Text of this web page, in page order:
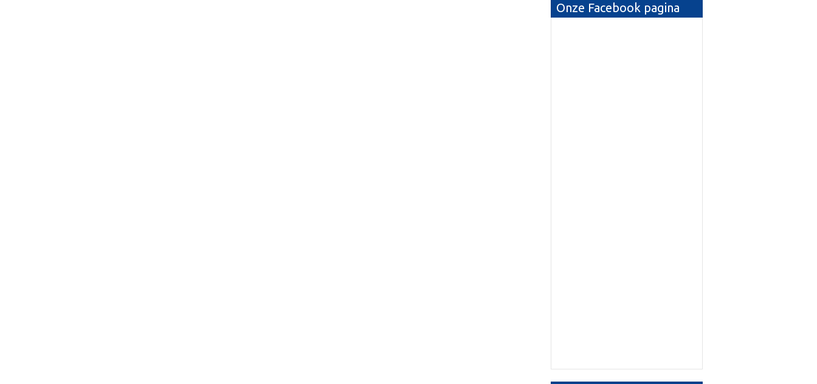
Onze Facebook pagina